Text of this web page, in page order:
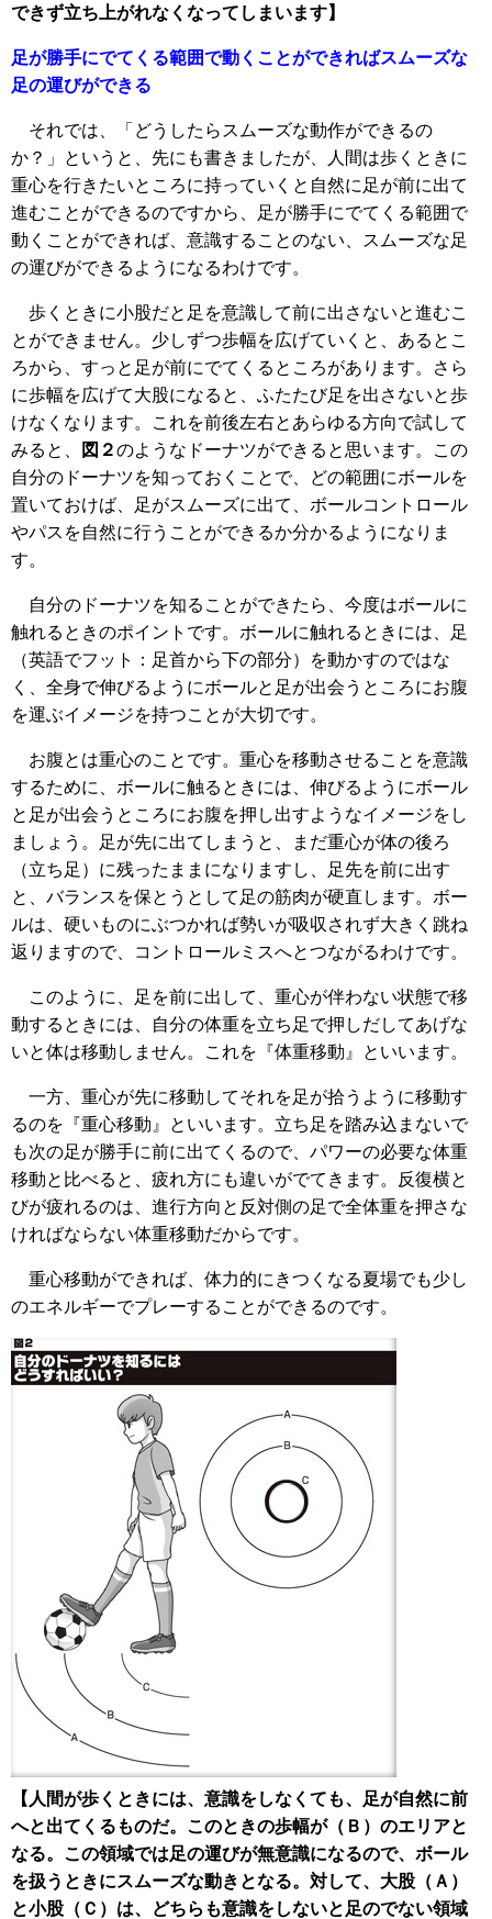
できず立ち上がれなくなってしまいます】
足が勝手にでてくる範囲で動くことができればスムーズな
足の運びができる
それでは、「どうしたらスムーズな動作ができるの
か？」というと、先にも書きましたが、人間は歩くときに
重心を行きたいところに持っていくと自然に足が前に出て
進むことができるのですから、足が勝手にでてくる範囲で
動くことができれば、意識することのない、スムーズな足
の運びができるようになるわけです。
歩くときに小股だと足を意識して前に出さないと進むこ
とができません。少しずつ歩幅を広げていくと、あるとこ
ろから、すっと足が前にでてくるところがあります。さら
に歩幅を広げて大股になると、ふたたび足を出さないと歩
けなくなります。これを前後左右とあらゆる方向で試して
みると、
図２のようなドーナツができると思います。この
自分のドーナツを知っておくことで、どの範囲にボールを
置いておけば、足がスムーズに出て、ボールコントロール
やパスを自然に行うことができるか分かるようになりま
す。
自分のドーナツを知ることができたら、今度はボールに
触れるときのポイントです。ボールに触れるときには、足
（英語でフット：足首から下の部分）を動かすのではな
く、全身で伸びるようにボールと足が出会うところにお腹
を運ぶイメージを持つことが大切です。
お腹とは重心のことです。重心を移動させることを意識
するために、ボールに触るときには、伸びるようにボール
と足が出会うところにお腹を押し出すようなイメージをし
ましょう。足が先に出てしまうと、まだ重心が体の後ろ
（立ち足）に残ったままになりますし、足先を前に出す
と、バランスを保とうとして足の筋肉が硬直します。ボー
ルは、硬いものにぶつかれば勢いが吸収されず大きく跳ね
返りますので、コントロールミスへとつながるわけです。
このように、足を前に出して、重心が伴わない状態で移
動するときには、自分の体重を立ち足で押しだしてあげな
いと体は移動しません。これを『体重移動』といいます。
一方、重心が先に移動してそれを足が拾うように移動す
るのを『重心移動』といいます。立ち足を踏み込まないで
も次の足が勝手に前に出てくるので、パワーの必要な体重
移動と比べると、疲れ方にも違いがでてきます。反復横と
びが疲れるのは、進行方向と反対側の足で全体重を押さな
ければならない体重移動だからです。
重心移動ができれば、体力的にきつくなる夏場でも少し
のエネルギーでプレーすることができるのです。
【人間が歩くときには、意識をしなくても、足が自然に前
へと出てくるものだ。このときの歩幅が（Ｂ）のエリアと
なる。この領域では足の運びが無意識になるので、ボール
を扱うときにスムーズな動きとなる。対して、大股（Ａ）
と小股（Ｃ）は、どちらも意識をしないと足のでない領域